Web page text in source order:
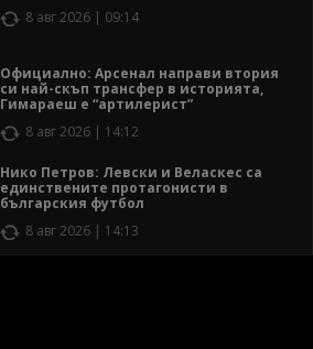
8 авг 2026 | 09:14
Официално: Арсенал направи втория
си най-скъп трансфер в историята,
Гимараеш е “артилерист”
8 авг 2026 | 14:12
Нико Петров: Левски и Веласкес са
единствените протагонисти в
българския футбол
8 авг 2026 | 14:13